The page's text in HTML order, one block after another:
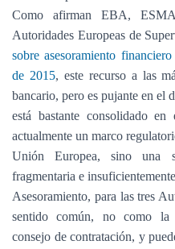
Como afirman EBA,
Autoridades Europeas de
sobre asesoramiento
de 2015, este recurso a las
bancario, pero es pujante en el
está bastante consolidado
actualmente un marco
Unión Europea, sino una
fragmentaria e
Asesoramiento, para las tres
sentido común, no como la
consejo de contratación, y